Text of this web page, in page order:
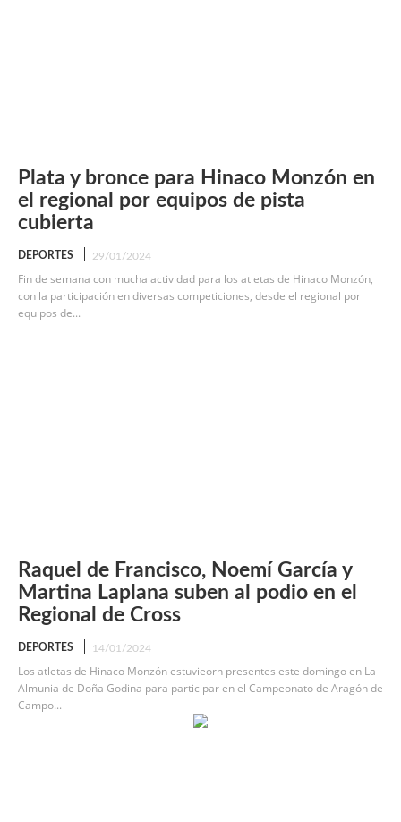
Plata y bronce para Hinaco Monzón en
el regional por equipos de pista
cubierta
DEPORTES 29/01/2024
Fin de semana con mucha actividad para los atletas de Hinaco Monzón,
con la participación en diversas competiciones, desde el regional por
equipos de...
Raquel de Francisco, Noemí García y
Martina Laplana suben al podio en el
Regional de Cross
DEPORTES 14/01/2024
Los atletas de Hinaco Monzón estuvieorn presentes este domingo en La
Almunia de Doña Godina para participar en el Campeonato de Aragón de
Campo...